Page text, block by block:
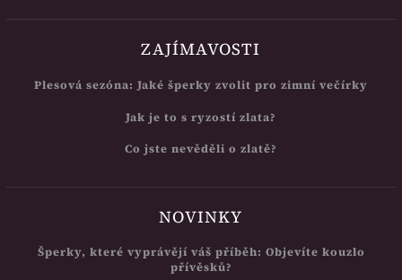
ZAJÍMAVOSTI
Plesová sezóna: Jaké šperky zvolit pro zimní večírky
Jak je to s ryzostí zlata?
Co jste nevěděli o zlatě?
NOVINKY
Šperky, které vyprávějí váš příběh: Objevíte kouzlo
přívěsků?